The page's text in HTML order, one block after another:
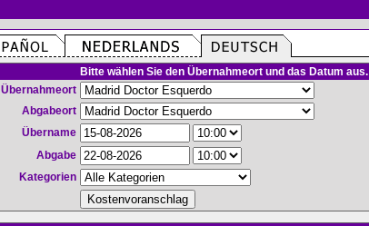
Bitte wählen Sie den Übernahmeort und das Datum aus.
Übernahmeort
Abgabeort
Übername
Abgabe
Kategorien